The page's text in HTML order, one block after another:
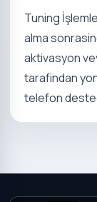
Tuning
alma
aktivasyon
tarafindan
telefon